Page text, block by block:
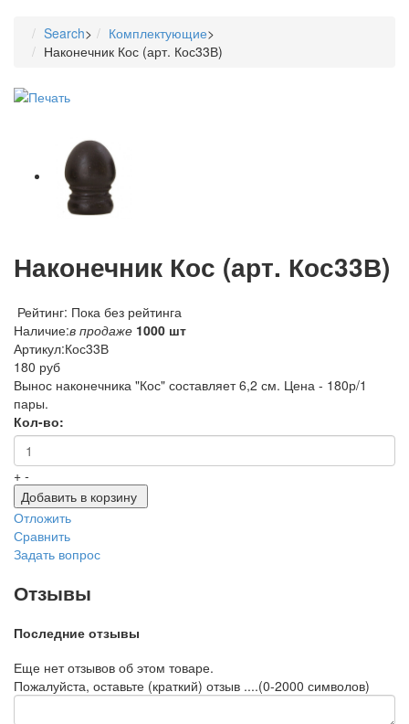
Search> Комплектующие>
Наконечник Кос (арт. Кос33В)
Наконечник Кос (арт. Кос33В)
Рейтинг: Пока без рейтинга
Наличие:в продаже 1000 шт
Артикул:Кос33В
180 руб
Вынос наконечника "Кос" составляет 6,2 см. Цена - 180р/1
пары.
Кол-во:
+ -
Добавить в корзину
Отложить
Сравнить
Задать вопрос
Отзывы
Последние отзывы
Еще нет отзывов об этом товаре.
Пожалуйста, оставьте (краткий) отзыв ....(0-2000 символов)